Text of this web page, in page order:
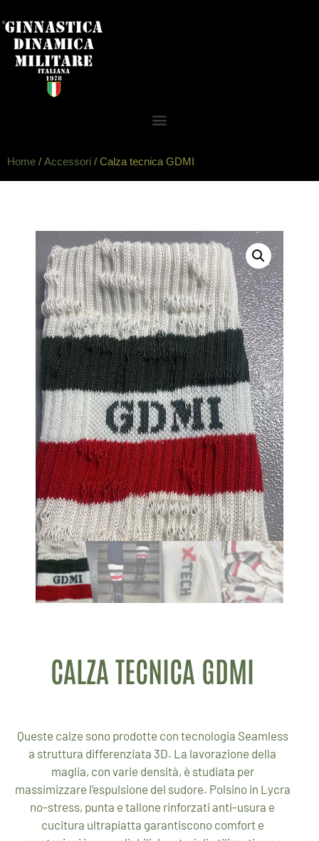
Home / Accessori / Calza tecnica GDMI
CALZA TECNICA GDMI
Queste calze sono prodotte con tecnologia Seamless
a struttura differenziata 3D. La lavorazione della
maglia, con varie densità, è studiata per
massimizzare l’espulsione del sudore. Polsino in Lycra
no-stress, punta e tallone rinforzati anti-usura e
cucitura ultrapiatta garantiscono comfort e